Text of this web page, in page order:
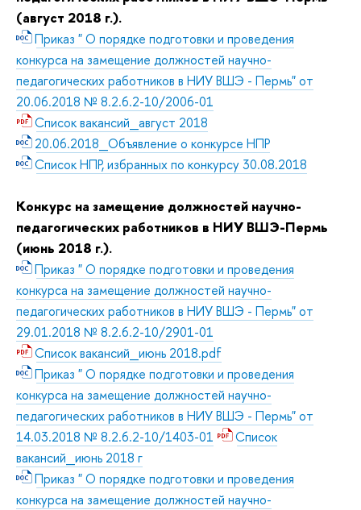
(август 2018 г.).
Приказ " О порядке подготовки и проведения
конкурса на замещение должностей научно-
педагогических работников в НИУ ВШЭ - Пермь" от
20.06.2018 № 8.2.6.2-10/2006-01
Список вакансий_август 2018
20.06.2018_Объявление о конкурсе НПР
Список НПР, избранных по конкурсу 30.08.2018
Конкурс на замещение должностей научно-
педагогических работников в НИУ ВШЭ-Пермь
(июнь 2018 г.).
Приказ " О порядке подготовки и проведения
конкурса на замещение должностей научно-
педагогических работников в НИУ ВШЭ - Пермь" от
29.01.2018 № 8.2.6.2-10/2901-01
Список вакансий_июнь 2018.pdf
Приказ " О порядке подготовки и проведения
конкурса на замещение должностей научно-
педагогических работников в НИУ ВШЭ - Пермь" от
14.03.2018 № 8.2.6.2-10/1403-01
Список
вакансий_июнь 2018 г
Приказ " О порядке подготовки и проведения
конкурса на замещение должностей научно-